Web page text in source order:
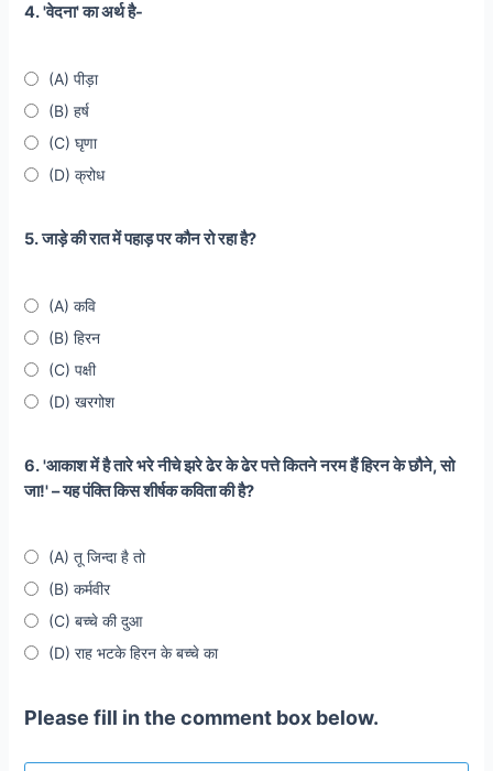
4. 'वेदना' का अर्थ है-
(A) पीड़ा
(B) हर्ष
(C) घृणा
(D) क्रोध
5. जाड़े की रात में पहाड़ पर कौन रो रहा है?
(A) कवि
(B) हिरन
(C) पक्षी
(D) खरगोश
6. 'आकाश में है तारे भरे नीचे झरे ढेर के ढेर पत्ते कितने नरम हैं हिरन के छौने, सो
जा!' – यह पंक्ति किस शीर्षक कविता की है?
(A) तू जिन्दा है तो
(B) कर्मवीर
(C) बच्चे की दुआ
(D) राह भटके हिरन के बच्चे का
Please fill in the comment box below.